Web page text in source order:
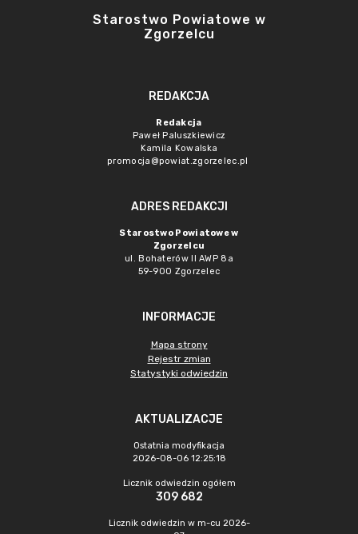
Starostwo Powiatowe w
Zgorzelcu
REDAKCJA
Redakcja
Paweł Paluszkiewicz
Kamila Kowalska
promocja@powiat.zgorzelec.pl
ADRES REDAKCJI
Starostwo Powiatowe w
Zgorzelcu
ul. Bohaterów II AWP 8a
59-900 Zgorzelec
INFORMACJE
Mapa strony
Rejestr zmian
Statystyki odwiedzin
AKTUALIZACJE
Ostatnia modyfikacja
2026-08-06 12:25:18
Licznik odwiedzin ogółem
309 682
Licznik odwiedzin w m-cu 2026-